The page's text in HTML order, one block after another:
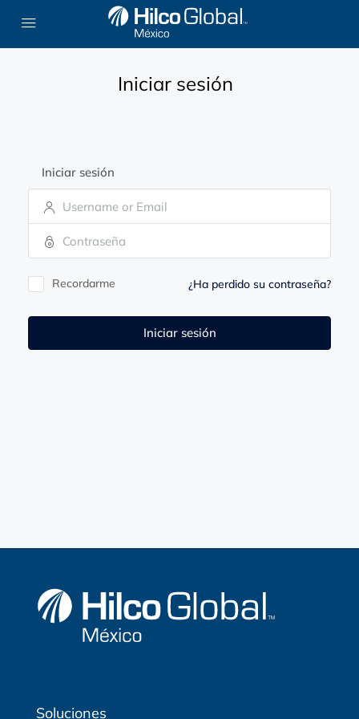
Iniciar sesión
Iniciar sesión
Recordarme ¿Ha perdido su contraseña?
Iniciar sesión
Soluciones